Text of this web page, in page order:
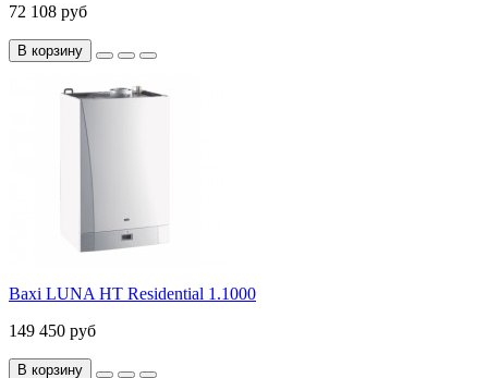
72 108 руб
В корзину
Baxi LUNA HT Residential 1.1000
149 450 руб
В корзину